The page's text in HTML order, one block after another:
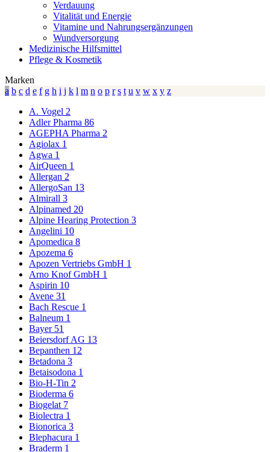
Verdauung
Vitalität und Energie
Vitamine und Nahrungsergänzungen
Wundversorgung
Medizinische Hilfsmittel
Pflege & Kosmetik
Marken
a b c d e f g h i j k l m n o p r s t u v w x y z
A. Vogel 2
Adler Pharma 86
AGEPHA Pharma 2
Agiolax 1
Agwa 1
AirQueen 1
Allergan 2
AllergoSan 13
Almirall 3
Alpinamed 20
Alpine Hearing Protection 3
Angelini 10
Apomedica 8
Apozema 6
Apozen Vertriebs GmbH 1
Arno Knof GmbH 1
Aspirin 10
Avene 31
Bach Rescue 1
Balneum 1
Bayer 51
Beiersdorf AG 13
Bepanthen 12
Betadona 3
Betaisodona 1
Bio-H-Tin 2
Bioderma 6
Biogelat 7
Biolectra 1
Bionorica 3
Blephacura 1
Braderm 1